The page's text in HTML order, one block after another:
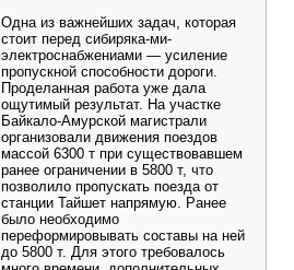
Одна из важнейших задач, которая
стоит перед сибиряка-ми-
электроснабжениами — усиление
пропускной способности дороги.
Проделанная работа уже дала
ощутимый результат. На участке
Байкало-Амурской магистрали
организовали движения поездов
массой 6300 т при существовавшем
ранее ограничении в 5800 т, что
позволило пропускать поезда от
станции Тайшет напрямую. Ранее
было необходимо
переформировывать составы на ней
до 5800 т. Для этого требовалось